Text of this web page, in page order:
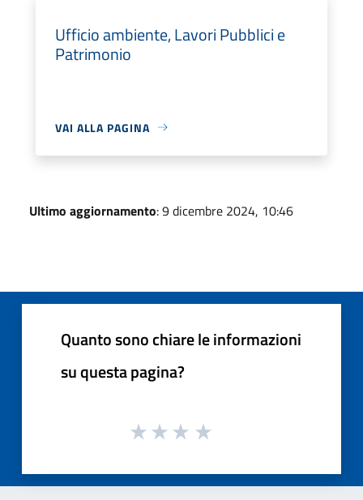
Ufficio ambiente, Lavori Pubblici e
Patrimonio
VAI ALLA PAGINA
Ultimo aggiornamento: 9 dicembre 2024, 10:46
Quanto sono chiare le informazioni
su questa pagina?